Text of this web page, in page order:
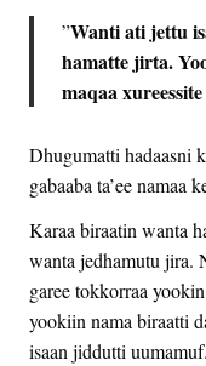
”Wanti ati jettu
hamatte jirta.
maqaa
Dhugumatti hadaasni
gabaaba ta’ee namaa
Karaa biraatin wanta
wanta jedhamutu jira.
garee tokkorraa
yookiin nama biraatti
isaan jiddutti